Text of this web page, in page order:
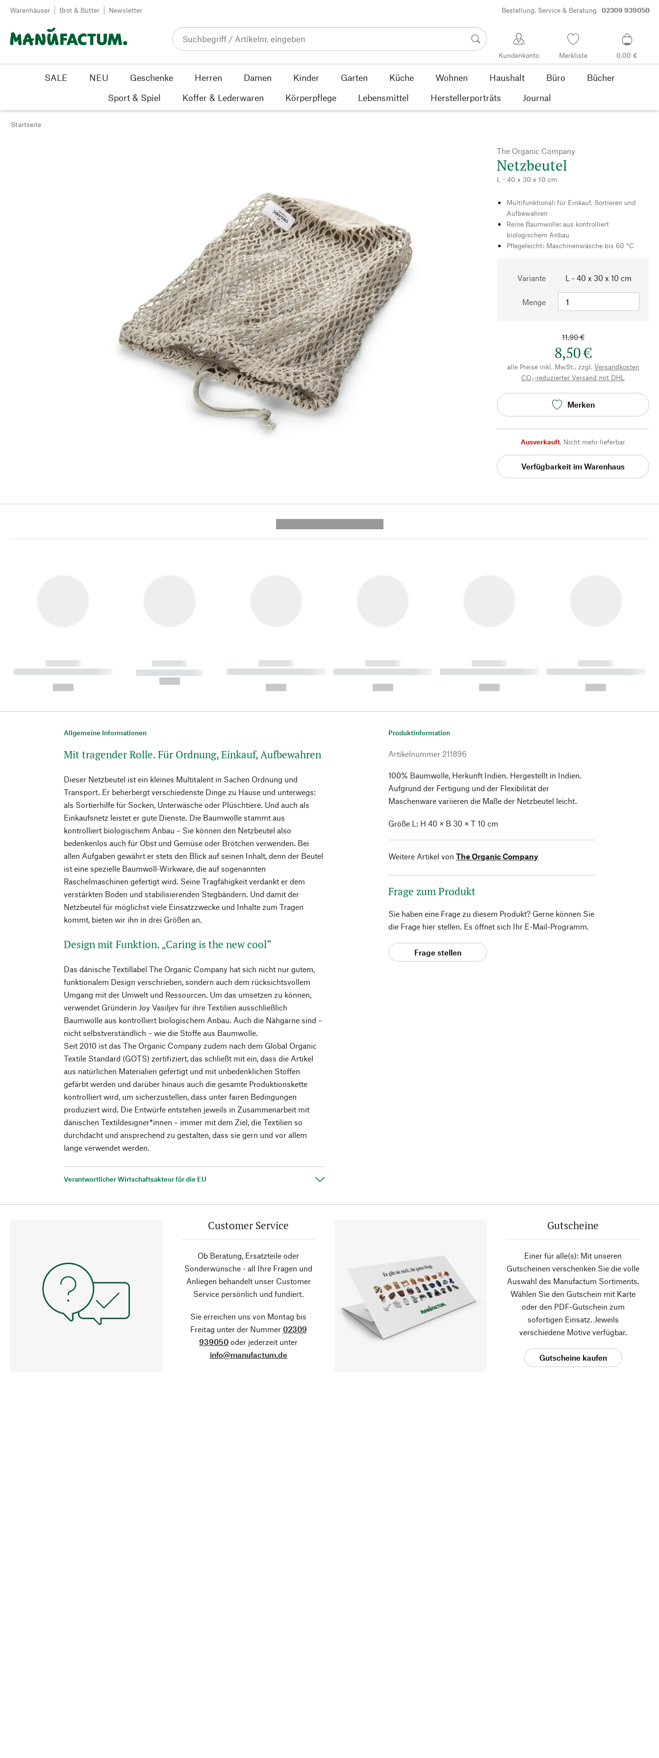
Zum Inhalt springen
Warenhäuser Brot & Butter Newsletter Bestellung, Service & Beratung 02309 939050
Kundenkonto Merkliste 0,00 €
SALE NEU Geschenke Herren Damen Kinder Garten Küche Wohnen Haushalt Büro
Bücher
Sport & Spiel
Koffer & Lederwaren Körperpflege Lebensmittel Herstellerporträts Journal
Startseite
The Organic Company
Netzbeutel
L - 40 x 30 x 10 cm
Multifunktional: für Einkauf, Sortieren und
Aufbewahren
Reine Baumwolle: aus kontrolliert
biologischem Anbau
Pflegeleicht: Maschinenwäsche bis 60 °C
Variante L - 40 x 30 x 10 cm
Menge
11,90 €
8,50 €
alle Preise inkl. MwSt., zzgl. Versandkosten
CO₂-reduzierter Versand mit DHL
Merken
Ausverkauft, Nicht mehr lieferbar
Verfügbarkeit im Warenhaus
------------
----------- ----------- ----------
------------
----------- -----------
------------
----------- ----------- ----------
------------
----------- ----------- ----------
------------
----------- ----------- ----------
------------
----------- ----------- ----------
Allgemeine Informationen
Mit tragender Rolle. Für Ordnung, Einkauf, Aufbewahren
Dieser Netzbeutel ist ein kleines Multitalent in Sachen Ordnung und
Transport. Er beherbergt verschiedenste Dinge zu Hause und unterwegs:
als Sortierhilfe für Socken, Unterwäsche oder Plüschtiere. Und auch als
Einkaufsnetz leistet er gute Dienste. Die Baumwolle stammt aus
kontrolliert biologischem Anbau – Sie können den Netzbeutel also
bedenkenlos auch für Obst und Gemüse oder Brötchen verwenden. Bei
allen Aufgaben gewährt er stets den Blick auf seinen Inhalt, denn der Beutel
ist eine spezielle Baumwoll-Wirkware, die auf sogenannten
Raschelmaschinen gefertigt wird. Seine Tragfähigkeit verdankt er dem
verstärkten Boden und stabilisierenden Stegbändern. Und damit der
Netzbeutel für möglichst viele Einsatzzwecke und Inhalte zum Tragen
kommt, bieten wir ihn in drei Größen an.
Design mit Funktion. „Caring is the new cool“
Das dänische Textillabel The Organic Company hat sich nicht nur gutem,
funktionalem Design verschrieben, sondern auch dem rücksichtsvollem
Umgang mit der Umwelt und Ressourcen. Um das umsetzen zu können,
verwendet Gründerin Joy Vasiljev für ihre Textilien ausschließlich
Baumwolle aus kontrolliert biologischem Anbau. Auch die Nähgarne sind –
nicht selbstverständlich – wie die Stoffe aus Baumwolle.
Seit 2010 ist das The Organic Company zudem nach dem Global Organic
Textile Standard (GOTS) zertifiziert, das schließt mit ein, dass die Artikel
aus natürlichen Materialien gefertigt und mit unbedenklichen Stoffen
gefärbt werden und darüber hinaus auch die gesamte Produktionskette
kontrolliert wird, um sicherzustellen, dass unter fairen Bedingungen
produziert wird. Die Entwürfe entstehen jeweils in Zusammenarbeit mit
dänischen Textildesigner*innen – immer mit dem Ziel, die Textilien so
durchdacht und ansprechend zu gestalten, dass sie gern und vor allem
lange verwendet werden.
Verantwortlicher Wirtschaftsakteur für die EU
Produktinformation
Artikelnummer 211896
100% Baumwolle, Herkunft Indien. Hergestellt in Indien.
Aufgrund der Fertigung und der Flexibilität der
Maschenware variieren die Maße der Netzbeutel leicht.
Größe L: H 40 × B 30 × T 10 cm
Weitere Artikel von The Organic Company
Frage zum Produkt
Sie haben eine Frage zu diesem Produkt? Gerne können Sie
die Frage hier stellen. Es öffnet sich Ihr E-Mail-Programm.
Frage stellen
Customer Service
Ob Beratung, Ersatzteile oder
Sonderwünsche - all Ihre Fragen und
Anliegen behandelt unser Customer
Service persönlich und fundiert.
Sie erreichen uns von Montag bis
Freitag unter der Nummer 02309
939050 oder jederzeit unter
info@manufactum.de
Gutscheine
Einer für alle(s): Mit unseren
Gutscheinen verschenken Sie die volle
Auswahl des Manufactum Sortiments.
Wählen Sie den Gutschein mit Karte
oder den PDF-Gutschein zum
sofortigen Einsatz. Jeweils
verschiedene Motive verfügbar.
Gutscheine kaufen